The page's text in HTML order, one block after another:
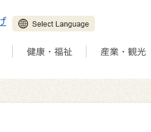
健康・福祉 産業・観光